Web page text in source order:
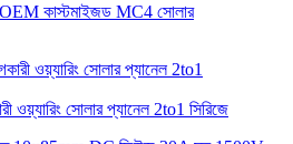
কাস্টমাইজড MC4 সোলার
ওয়্যারিং সোলার প্যানেল 2to1 সিরিজে